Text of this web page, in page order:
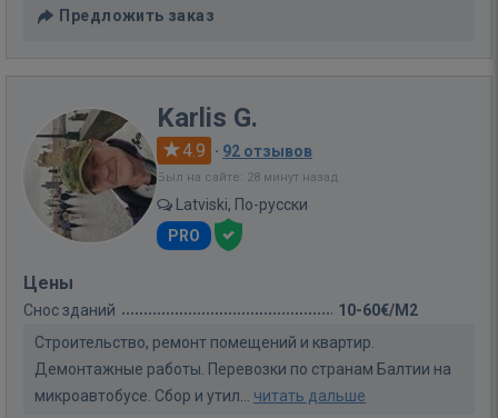
Предложить заказ
Karlis G.
4.9 · 92 отзывов
Был на сайте: 28 минут назад
Latviski, По-русски
PRO
Цены
Снос зданий
10-60€/M2
Строительство, ремонт помещений и квартир.
Демонтажные работы. Перевозки по странам Балтии на
микроавтобусе. Сбор и утил... читать дальше